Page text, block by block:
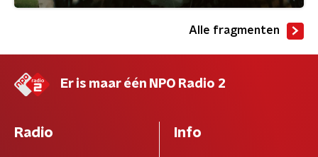
Alle fragmenten
Er is maar één NPO Radio 2
Radio Info